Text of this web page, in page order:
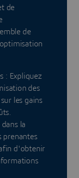
de
de
: Expliquez
des
les gains
la
prenantes
d'obtenir